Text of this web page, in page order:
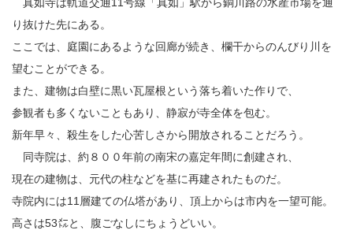
り抜けた先にある。
ここでは、庭園にあるような回廊が続き、欄干からのんびり川を
望むことができる。
また、建物は白壁に黒い瓦屋根という落ち着いた作りで、
参観者も多くないこともあり、静寂が寺全体を包む。
新年早々、殺生をした心苦しさから開放されることだろう。
同寺院は、約８００年前の南宋の嘉定年間に創建され、
現在の建物は、元代の柱などを基に再建されたものだ。
寺院内には11層建ての仏塔があり、頂上からは市内を一望可能。
高さは53㍍と、腹ごなしにちょうどいい。